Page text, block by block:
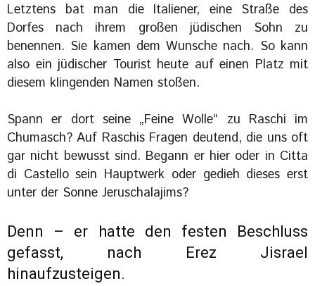
Letztens bat man die Italiener, eine Straße des
Dorfes nach ihrem großen jüdischen Sohn zu
benennen. Sie kamen dem Wunsche nach. So kann
also ein jüdischer Tourist heute auf einen Platz mit
diesem klingenden Namen stoßen.
Spann er dort seine „Feine Wolle“ zu Raschi im
Chumasch? Auf Raschis Fragen deutend, die uns oft
gar nicht bewusst sind. Begann er hier oder in Citta
di Castello sein Hauptwerk oder gedieh dieses erst
unter der Sonne Jeruschalajims?
Denn – er hatte den festen Beschluss
gefasst, nach Erez Jisrael
hinaufzusteigen.